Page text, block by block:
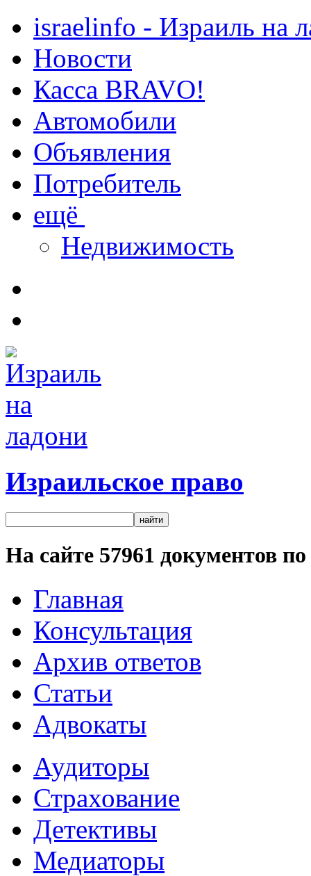
israelinfo - Израиль на
Новости
Касса BRAVO!
Автомобили
Объявления
Потребитель
ещё
Недвижимость
Израильское право
На сайте 57961 документов
Главная
Консультация
Архив ответов
Статьи
Адвокаты
Аудиторы
Страхование
Детективы
Медиаторы